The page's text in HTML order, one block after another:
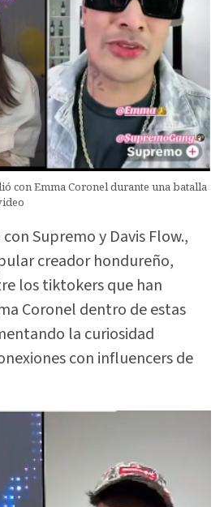
con Emma Coronel durante una batalla
Supremo y Davis Flow.,
creador hondureño,
los tiktokers que han
Coronel dentro de estas
la curiosidad
con influencers de